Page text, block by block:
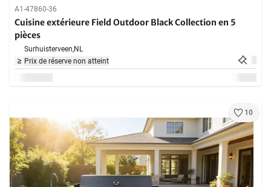
A1-47860-36
Cuisine extérieure Field Outdoor Black Collection en 5
pièces
Surhuisterveen,NL
Prix de réserve non atteint
10